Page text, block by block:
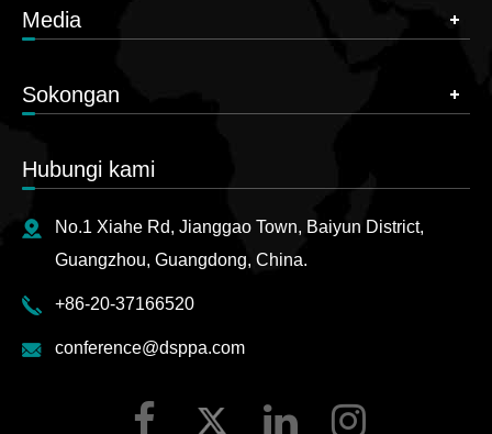
Media
Sokongan
Hubungi kami
No.1 Xiahe Rd, Jianggao Town, Baiyun District,
Guangzhou, Guangdong, China.
+86-20-37166520
conference@dsppa.com